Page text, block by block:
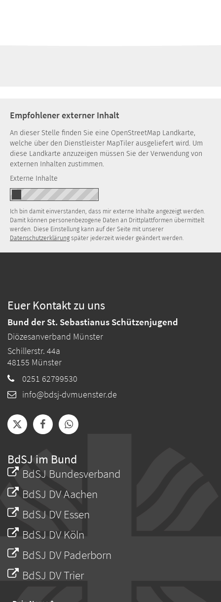
Empfohlener externer Inhalt
An dieser Stelle finden Sie eine OpenStreetMap Landkarte,
welche über den Dienstleister MapTiler ausgeliefert wird. Um
diese Landkarte anzuzeigen müssen Sie der Verwendung von
externen Inhalten zustimmen.
Externe Inhalte
Ich bin damit einverstanden, dass mir externe Inhalte angezeigt werden.
Damit können personenbezogene Daten an Drittplattformen übermittelt
werden. Diese Einstellung kann auf der Seite mit unserer
Datenschutzerklärung später jederzeit wieder geändert werden.
Euer Kontakt zu uns
Bund der St. Sebastianus Schützenjugend
Diözesanverband Münster
Schillerstr. 44a
48155 Münster
0251 62799530
info@bdsj-dvmuenster.de
BdSJ im Bund
BdSJ Bundesverband
BdSJ DV Aachen
BdSJ DV Essen
BdSJ DV Köln
BdSJ DV Paderborn
BdSJ DV Trier